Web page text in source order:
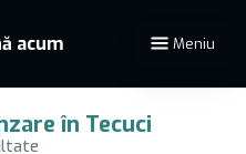
acum Meniu
în Tecuci